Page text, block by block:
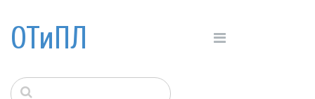
ОТиПЛ